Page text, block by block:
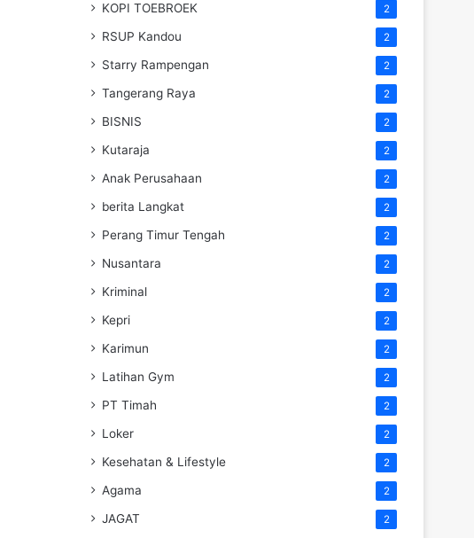
KOPI TOEBROEK 2
RSUP Kandou 2
Starry Rampengan 2
Tangerang Raya 2
BISNIS 2
Kutaraja 2
Anak Perusahaan 2
berita Langkat 2
Perang Timur Tengah 2
Nusantara 2
Kriminal 2
Kepri 2
Karimun 2
Latihan Gym 2
PT Timah 2
Loker 2
Kesehatan & Lifestyle 2
Agama 2
JAGAT 2